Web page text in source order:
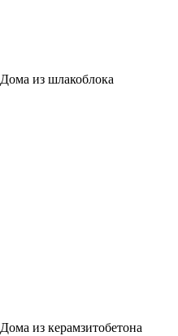
Дома из шлакоблока
Дома из керамзитобетона